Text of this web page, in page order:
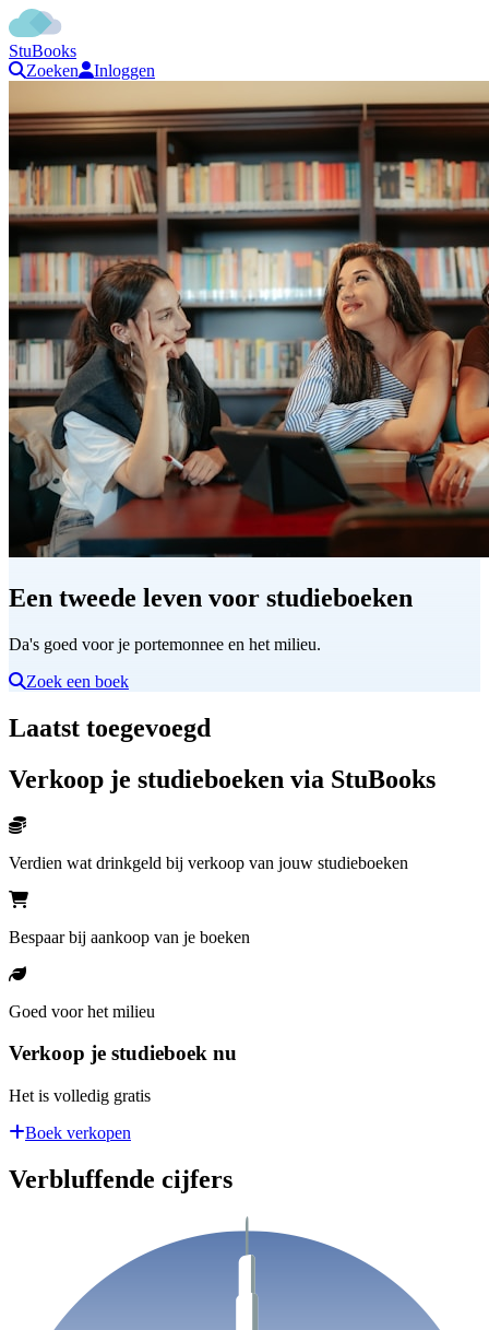
StuBooks
Zoeken
Inloggen
Een tweede leven voor studieboeken
Da's goed voor je portemonnee en het milieu.
Zoek een boek
Laatst toegevoegd
Verkoop je studieboeken via StuBooks
Verdien wat drinkgeld bij verkoop van jouw studieboeken
Bespaar bij aankoop van je boeken
Goed voor het milieu
Verkoop je studieboek nu
Het is volledig gratis
Boek verkopen
Verbluffende cijfers